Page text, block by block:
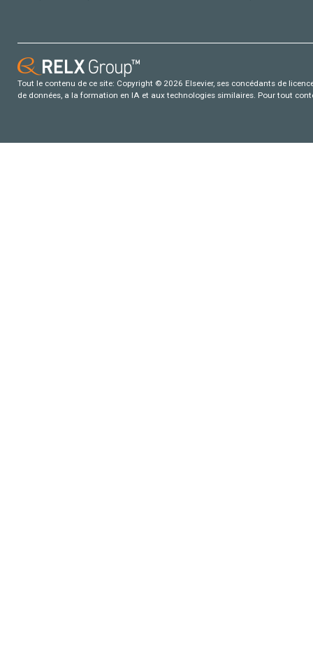
Tout le contenu de ce site: Copyright © 2026 Elsevier, ses concédants de
de données, a la formation en IA et aux technologies similaires. Pour tout